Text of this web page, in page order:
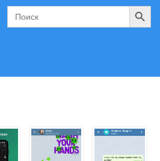
Search
for:
Поиск